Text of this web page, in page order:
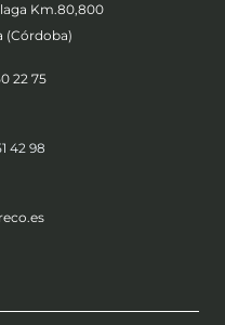
Km.80,800
(Córdoba)
22 75
42 98